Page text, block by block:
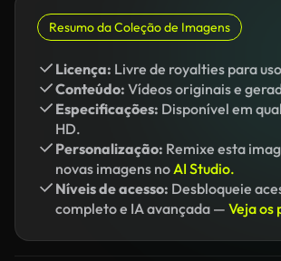
Resumo da Coleção de Imagens
Licença: Livre de royalties para
Conteúdo: Vídeos originais e
Especificações: Disponível em
HD.
Personalização: Remixe esta
novas imagens noAI Studio.
Níveis de acesso: Desbloqueie
completo e IA avançada — Veja os